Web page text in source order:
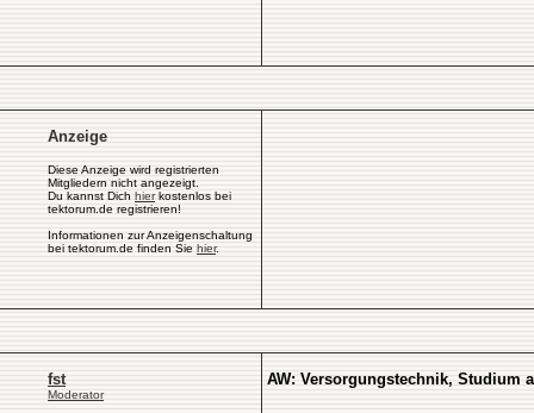
Anzeige
Diese Anzeige wird registrierten
Mitgliedern nicht angezeigt.
Du kannst Dich hierkostenlos bei
tektorum.de registrieren!
Informationen zur Anzeigenschaltung
bei tektorum.de finden Sie hier.
fst
Moderator
AW: Versorgungstechnik, Studium